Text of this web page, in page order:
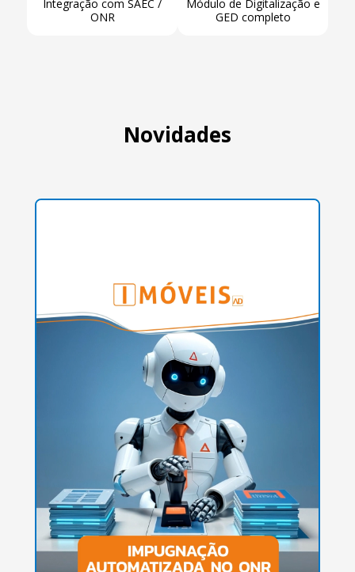
Integração com SAEC /
ONR
Módulo de Digitalização e
GED completo
Novidades